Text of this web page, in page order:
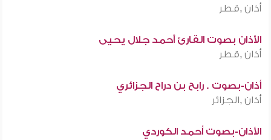
أذان ,قطر
الأذان بصوت القارئ أحمد جلال يحيى
أذان ,قطر
أذان-بصوت . رابح بن دراح الجزائري
أذان ,الجزائر
الأذان-بصوت أحمد الكوردي